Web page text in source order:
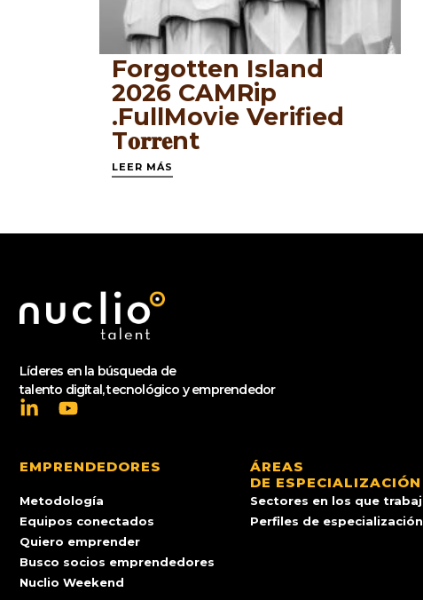
Forgotten Island
2026 CAMRip
.FullMov𝗂e Verified
T𝐨𝐫𝐫𝐞nt
LEER MÁS
Líderes en la búsqueda de
talento digital, tecnológico y emprendedor
EMPRENDEDORES
Metodología
Equipos conectados
Quiero emprender
Busco socios emprendedores
Nuclio Weekend
ÁREAS
DE ESPECIALIZACIÓN
Sectores en los que
Perfiles de especialización